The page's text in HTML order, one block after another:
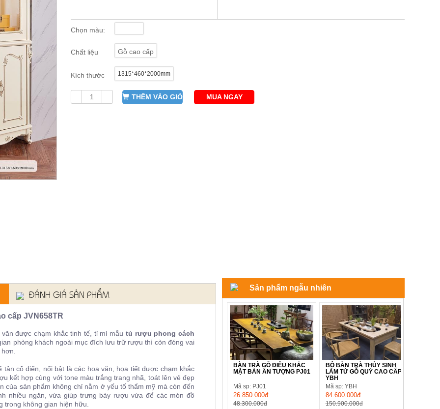
Chọn màu:
Chất liệu Gỗ cao cấp
Kích thước 1315*460*2000mm
THÊM VÀO GIỎ MUA NGAY
ĐÁNH GIÁ SẢN PHẨM
cấp JVN658TR
được chạm khắc tinh tế, tỉ mỉ mẫu tủ rượu phong cách
phòng khách ngoài mục đích lưu trữ rượu thì còn đóng vai
cổ điển, nổi bật là các hoa văn, họa tiết được chạm khắc
kết hợp cùng với tone màu trắng trang nhã, toát lên vẻ đẹp
sản phẩm không chỉ nằm ở yếu tố thẩm mỹ mà còn đến
nhiều ngăn, vừa giúp trưng bày rượu vừa để các món đồ
không gian hiện hữu.
Sản phẩm ngẫu nhiên
BÀN TRÀ GỖ ĐIÊU KHẮC
MẶT BÀN ẤN TƯỢNG PJ01
Mã sp: PJ01
26.850.000đ
48.300.000đ
BỘ BÀN TRÀ THỦY SINH
LÀM TỪ GỖ QUÝ CAO CẤP
YBH
Mã sp: YBH
84.600.000đ
150.900.000đ